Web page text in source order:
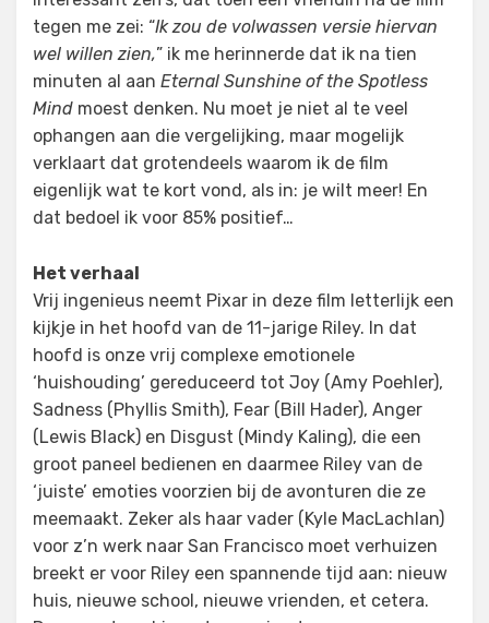
tegen me zei: “Ik zou de volwassen versie hiervan
wel willen zien,” ik me herinnerde dat ik na tien
minuten al aan Eternal Sunshine of the Spotless
Mind moest denken. Nu moet je niet al te veel
ophangen aan die vergelijking, maar mogelijk
verklaart dat grotendeels waarom ik de film
eigenlijk wat te kort vond, als in: je wilt meer! En
dat bedoel ik voor 85% positief…
Het verhaal
Vrij ingenieus neemt Pixar in deze film letterlijk een
kijkje in het hoofd van de 11-jarige Riley. In dat
hoofd is onze vrij complexe emotionele
‘huishouding’ gereduceerd tot Joy (Amy Poehler),
Sadness (Phyllis Smith), Fear (Bill Hader), Anger
(Lewis Black) en Disgust (Mindy Kaling), die een
groot paneel bedienen en daarmee Riley van de
‘juiste’ emoties voorzien bij de avonturen die ze
meemaakt. Zeker als haar vader (Kyle MacLachlan)
voor z’n werk naar San Francisco moet verhuizen
breekt er voor Riley een spannende tijd aan: nieuw
huis, nieuwe school, nieuwe vrienden, et cetera.